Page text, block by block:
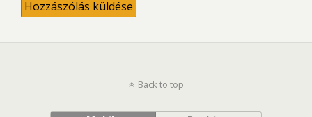
Back to top